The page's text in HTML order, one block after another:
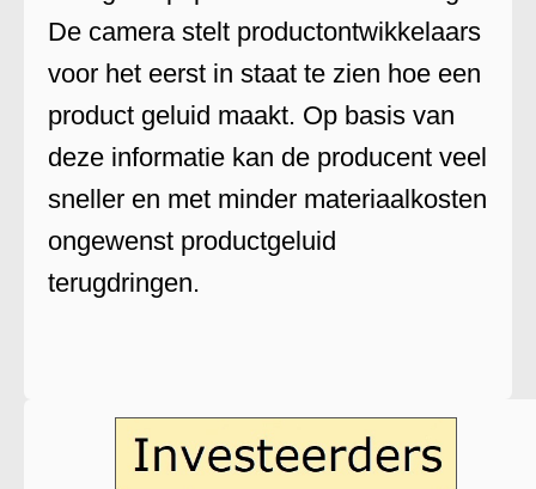
De camera stelt productontwikkelaars
voor het eerst in staat te zien hoe een
product geluid maakt. Op basis van
deze informatie kan de producent veel
sneller en met minder materiaalkosten
ongewenst productgeluid
terugdringen.